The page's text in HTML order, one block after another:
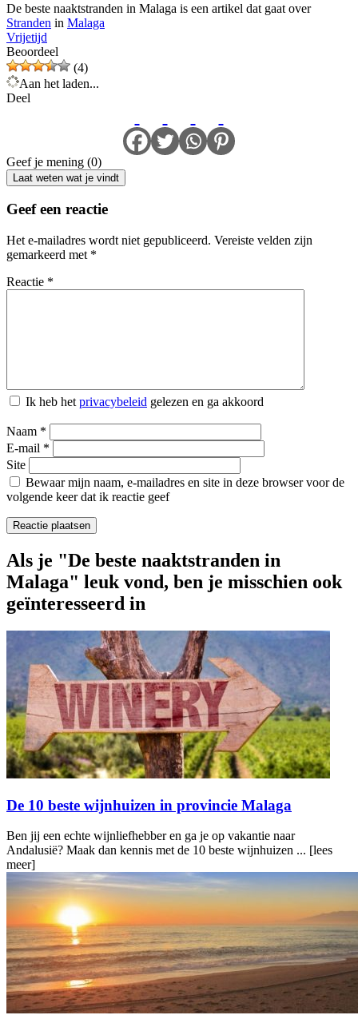
De beste naaktstranden in Malaga is een artikel dat gaat over
Stranden in Malaga
Vrijetijd
Beoordeel
(4)
Aan het laden...
Deel
Geef je mening (0)
Laat weten wat je vindt
Geef een reactie
Het e-mailadres wordt niet gepubliceerd. Vereiste velden zijn
gemarkeerd met *
Reactie *
Ik heb het privacybeleid gelezen en ga akkoord
Naam *
E-mail *
Site
Bewaar mijn naam, e-mailadres en site in deze browser voor de
volgende keer dat ik reactie geef
Als je "De beste naaktstranden in
Malaga" leuk vond, ben je misschien ook
geïnteresseerd in
De 10 beste wijnhuizen in provincie Malaga
Ben jij een echte wijnliefhebber en ga je op vakantie naar
Andalusië? Maak dan kennis met de 10 beste wijnhuizen ... [lees
meer]